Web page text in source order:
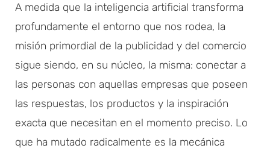
A medida que la inteligencia artificial transforma
profundamente el entorno que nos rodea, la
misión primordial de la publicidad y del comercio
sigue siendo, en su núcleo, la misma: conectar a
las personas con aquellas empresas que poseen
las respuestas, los productos y la inspiración
exacta que necesitan en el momento preciso. Lo
que ha mutado radicalmente es la mecánica